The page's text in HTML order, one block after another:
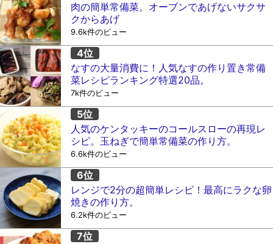
肉の簡単常備菜。オーブンであげないサクサ
クからあげ
9.6k件のビュー
なすの大量消費に！人気なすの作り置き常備
菜レシピランキング特選20品。
7k件のビュー
人気のケンタッキーのコールスローの再現レ
シピ。玉ねぎで簡単常備菜の作り方。
6.6k件のビュー
レンジで2分の超簡単レシピ！最高にラクな卵
焼きの作り方。
6.2k件のビュー